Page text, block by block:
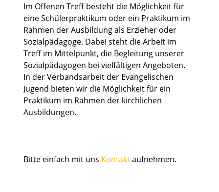
Im Offenen Treff besteht die Möglichkeit für
eine Schülerpraktikum oder ein Praktikum im
Rahmen der Ausbildung als Erzieher oder
Sozialpädagoge. Dabei steht die Arbeit im
Treff im Mittelpunkt, die Begleitung unserer
Sozialpädagogen bei vielfältigen Angeboten.
In der Verbandsarbeit der Evangelischen
Jugend bieten wir die Möglichkeit für ein
Praktikum im Rahmen der kirchlichen
Ausbildungen.
Bitte einfach mit uns Kontaktaufnehmen.